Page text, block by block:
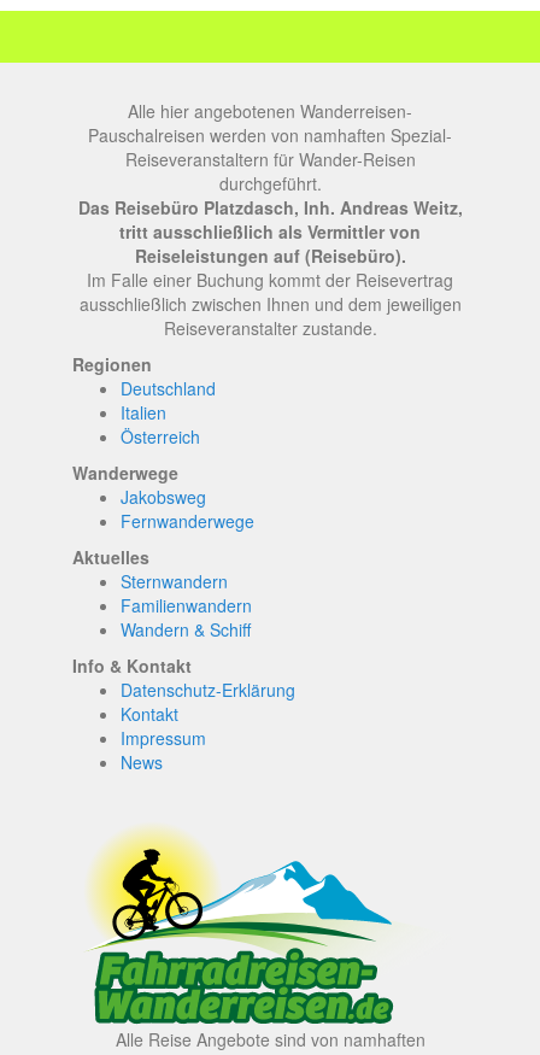
Alle hier angebotenen Wanderreisen-
Pauschalreisen werden von namhaften Spezial-
Reiseveranstaltern für Wander-Reisen
durchgeführt.
Das Reisebüro Platzdasch, Inh. Andreas Weitz,
tritt ausschließlich als Vermittler von
Reiseleistungen auf (Reisebüro).
Im Falle einer Buchung kommt der Reisevertrag
ausschließlich zwischen Ihnen und dem jeweiligen
Reiseveranstalter zustande.
Regionen
Deutschland
Italien
Österreich
Wanderwege
Jakobsweg
Fernwanderwege
Aktuelles
Sternwandern
Familienwandern
Wandern & Schiff
Info & Kontakt
Datenschutz-Erklärung
Kontakt
Impressum
News
Alle Reise Angebote sind von namhaften